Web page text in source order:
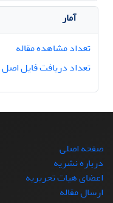
آمار
تعداد مشاهده مقاله
تعداد دریافت فایل اصل
صفحه اصلی
درباره نشریه
اعضای هیات تحریریه
ارسال مقاله